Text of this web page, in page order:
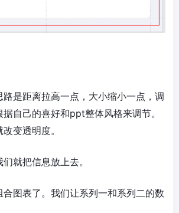
是距离拉高一点，大小缩小一点，调
自己的喜好和ppt整体风格来调节。
变透明度。
就把信息放上去。
图表了。我们让系列一和系列二的数